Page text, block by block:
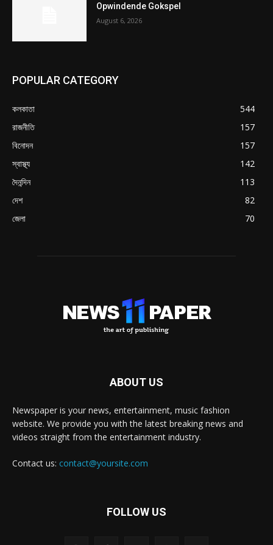
Opwindende Gokspel
August 6, 2026
POPULAR CATEGORY
কলকাতা
544
রাজনীতি
157
বিনোদন
157
স্বাস্থ্য
142
দৈনন্দিন
113
দেশ
82
জেলা
70
ABOUT US
Newspaper is your news, entertainment, music fashion
website. We provide you with the latest breaking news and
videos straight from the entertainment industry.
Contact us: contact@yoursite.com
FOLLOW US